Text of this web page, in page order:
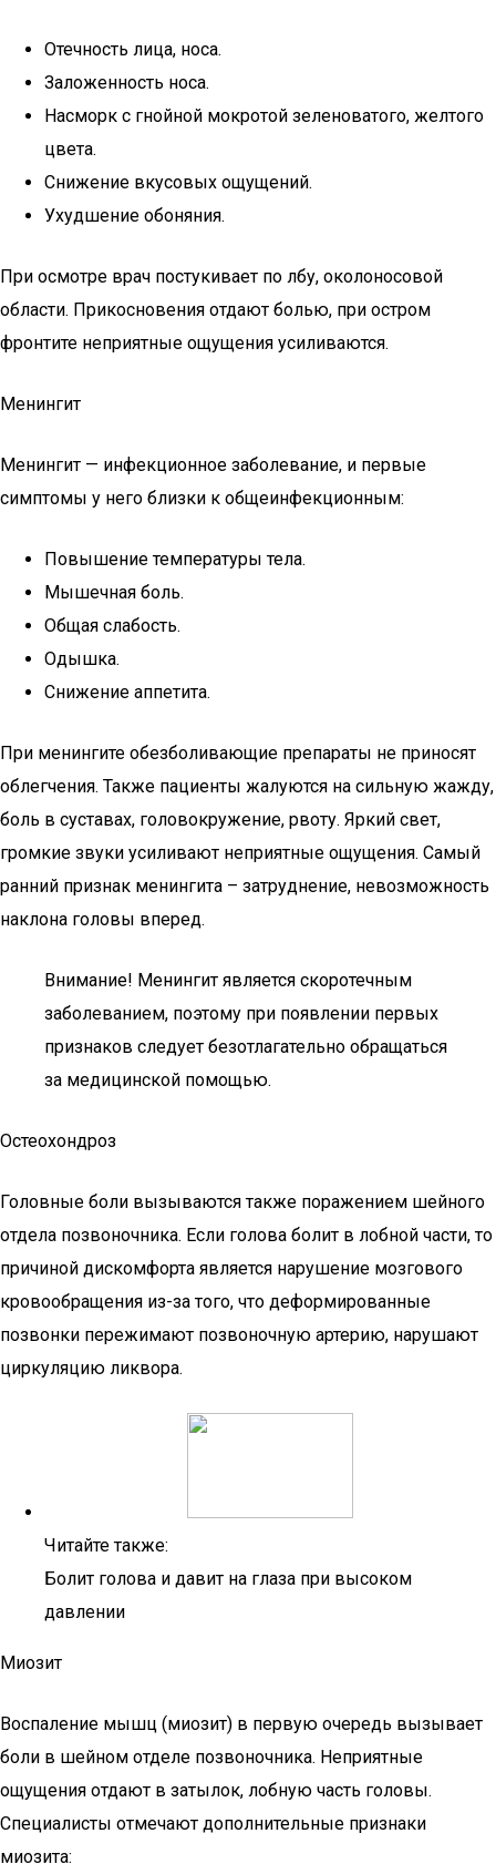
Отечность лица, носа.
Заложенность носа.
Насморк с гнойной мокротой зеленоватого, желтого
цвета.
Снижение вкусовых ощущений.
Ухудшение обоняния.
При осмотре врач постукивает по лбу, околоносовой
области. Прикосновения отдают болью, при остром
фронтите неприятные ощущения усиливаются.
Менингит
Менингит — инфекционное заболевание, и первые
симптомы у него близки к общеинфекционным:
Повышение температуры тела.
Мышечная боль.
Общая слабость.
Одышка.
Снижение аппетита.
При менингите обезболивающие препараты не приносят
облегчения. Также пациенты жалуются на сильную жажду,
боль в суставах, головокружение, рвоту. Яркий свет,
громкие звуки усиливают неприятные ощущения. Самый
ранний признак менингита – затруднение, невозможность
наклона головы вперед.
Внимание! Менингит является скоротечным
заболеванием, поэтому при появлении первых
признаков следует безотлагательно обращаться
за медицинской помощью.
Остеохондроз
Головные боли вызываются также поражением шейного
отдела позвоночника. Если голова болит в лобной части, то
причиной дискомфорта является нарушение мозгового
кровообращения из-за того, что деформированные
позвонки пережимают позвоночную артерию, нарушают
циркуляцию ликвора.
Читайте также:
Болит голова и давит на глаза при высоком
давлении
Миозит
Воспаление мышц (миозит) в первую очередь вызывает
боли в шейном отделе позвоночника. Неприятные
ощущения отдают в затылок, лобную часть головы.
Специалисты отмечают дополнительные признаки
миозита: